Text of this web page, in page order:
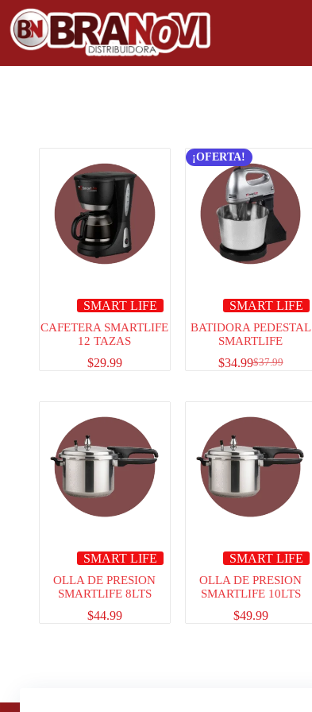
SMART LIFE
CAFETERA SMARTLIFE
12 TAZAS
$29.99
¡OFERTA!
SMART LIFE
BATIDORA PEDESTAL
SMARTLIFE
$37.99
$34.99
SMART LIFE
OLLA DE PRESION
SMARTLIFE 8LTS
$44.99
SMART LIFE
OLLA DE PRESION
SMARTLIFE 10LTS
$49.99